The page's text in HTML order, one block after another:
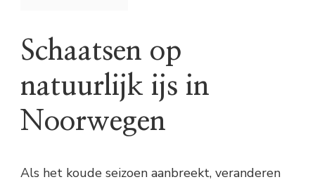
Schaatsen op
natuurlijk ijs in
Noorwegen
Als het koude seizoen aanbreekt, veranderen